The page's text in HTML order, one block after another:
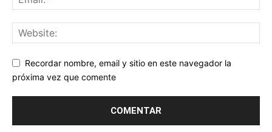
Recordar nombre, email y sitio en este navegador la
próxima vez que comente